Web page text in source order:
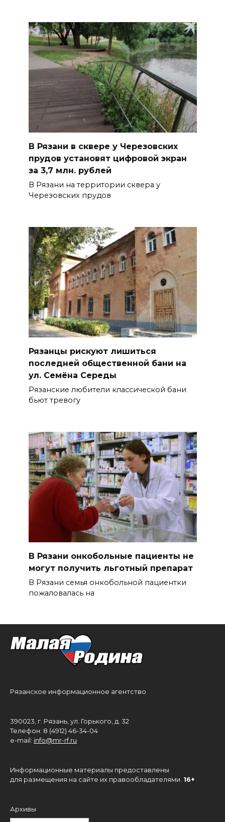
В Рязани в сквере у Черезовских
прудов установят цифровой экран
за 3,7 млн. рублей
В Рязани на территории сквера у
Черезовских прудов
Рязанцы рискуют лишиться
последней общественной бани на
ул. Семёна Середы
Рязанские любители классической бани
бьют тревогу
В Рязани онкобольные пациенты не
могут получить льготный препарат
В Рязани семья онкобольной пациентки
пожаловалась на
Рязанское информационное агентство
390023, г. Рязань, ул. Горького, д. 32
Телефон: 8 (4912) 46-34-04
e-mail: info@mr-rf.ru
Информационные материалы предоставлены
для размещения на сайте их правообладателями. 16+
Архивы